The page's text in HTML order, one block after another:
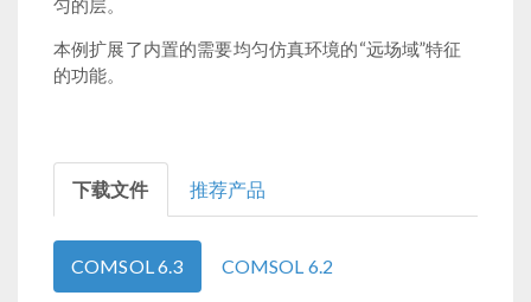
匀的层。
本例扩展了内置的需要均匀仿真环境的“远场域”特征
的功能。
下载文件 推荐产品
COMSOL 6.3 COMSOL 6.2